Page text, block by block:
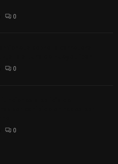
0
0
0